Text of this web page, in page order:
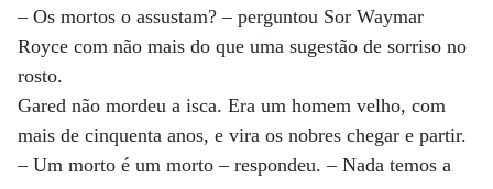
– Os mortos o assustam? – perguntou Sor Waymar
Royce com não mais do que uma sugestão de sorriso no
rosto.
Gared não mordeu a isca. Era um homem velho, com
mais de cinquenta anos, e vira os nobres chegar e partir.
– Um morto é um morto – respondeu. – Nada temos a